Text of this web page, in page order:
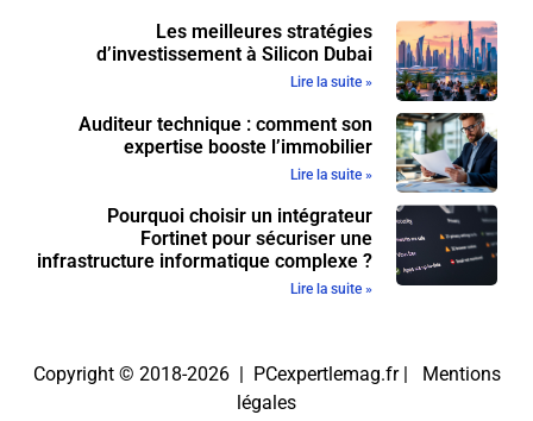
Les meilleures stratégies
d’investissement à Silicon Dubai
Lire la suite »
Auditeur technique : comment son
expertise booste l’immobilier
Lire la suite »
Pourquoi choisir un intégrateur
Fortinet pour sécuriser une
infrastructure informatique complexe ?
Lire la suite »
Copyright © 2018-2026 | PCexpertlemag.fr | Mentions
légales